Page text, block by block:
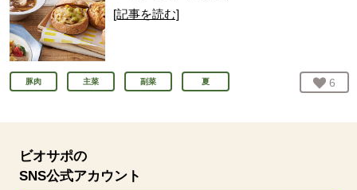
[記事を読む]
豚肉 主菜 副菜 夏 お気
6
ビオサポの
SNS公式アカウント